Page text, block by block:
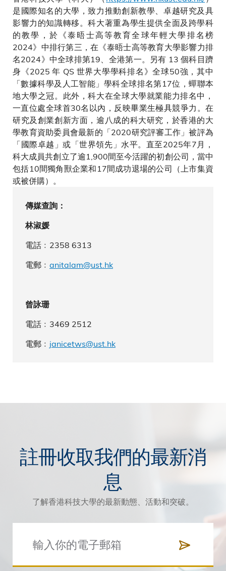
是國際知名的大學，致力推動創新教學、卓越研究及具
影響力的知識轉移。科大著重為學生提供全面及跨學科
的教學，於《泰晤士高等教育全球年輕大學排名榜
2024》中排行第三，在《泰晤士高等教育大學影響力排
名2024》中全球排第19、全港第一。另有 13 個科目躋
身《2025 年 QS 世界大學學科排名》全球50強，其中
「數據科學及人工智能」學科全球排名第17位，蟬聯本
地大學之冠。此外，科大在全球大學就業能力排名中，
一直位處全球首30名以內，反映畢業生極具競爭力。在
研究及創業創新方面，逾八成的科大研究，於香港的大
學教育資助委員會最新的「2020研究評審工作」被評為
「國際卓越」或「世界領先」水平。直至2025年7月，
科大成員共創立了逾1,900間至今活躍的初創公司，當中
包括10間獨角獸企業和17間成功退場的公司（上市集資
或被併購）。
傳媒查詢：
林淑媛
電話﹕2358 6313
電郵﹕ anitalam@ust.hk
曾詠珊
電話﹕3469 2512
電郵﹕ janicetws@ust.hk
註冊收取我們的最新消
息
了解香港科技大學的最新動態、活動和突破。